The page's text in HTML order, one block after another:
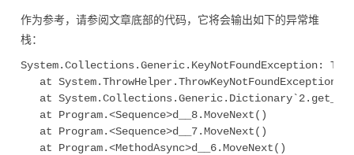
作为参考，请参阅文章底部的代码，它将会输出如下的异常堆
栈：
System.Collections.Generic.KeyNotFoundException:
   at System.ThrowHelper.ThrowKeyNotFoundException()
at
   at Program.<Sequence>d__8.MoveNext()
   at Program.<Sequence>d__7.MoveNext()
   at Program.<MethodAsync>d__6.MoveNext()